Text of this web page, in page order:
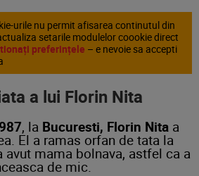
urile nu permit afisarea continutul din
setarile modulelor coookie direct
preferințele – e nevoie sa accepti
a lui Florin Nita
, la Bucuresti, Florin Nita a
El a ramas orfan de tata la
avut mama bolnava, astfel ca a
de mic.